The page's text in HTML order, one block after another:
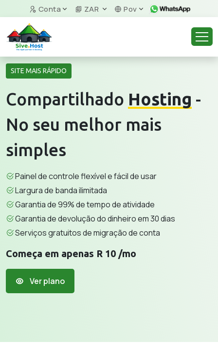
Conta ZAR Pov
SITE MAIS RÁPIDO
Compartilhado Hosting -
No seu melhor mais
simples
Painel de controle flexível e fácil de usar
Largura de banda ilimitada
Garantia de 99% de tempo de atividade
Garantia de devolução do dinheiro em 30 dias
Serviços gratuitos de migração de conta
Começa em apenas R 10 /mo
Ver plano